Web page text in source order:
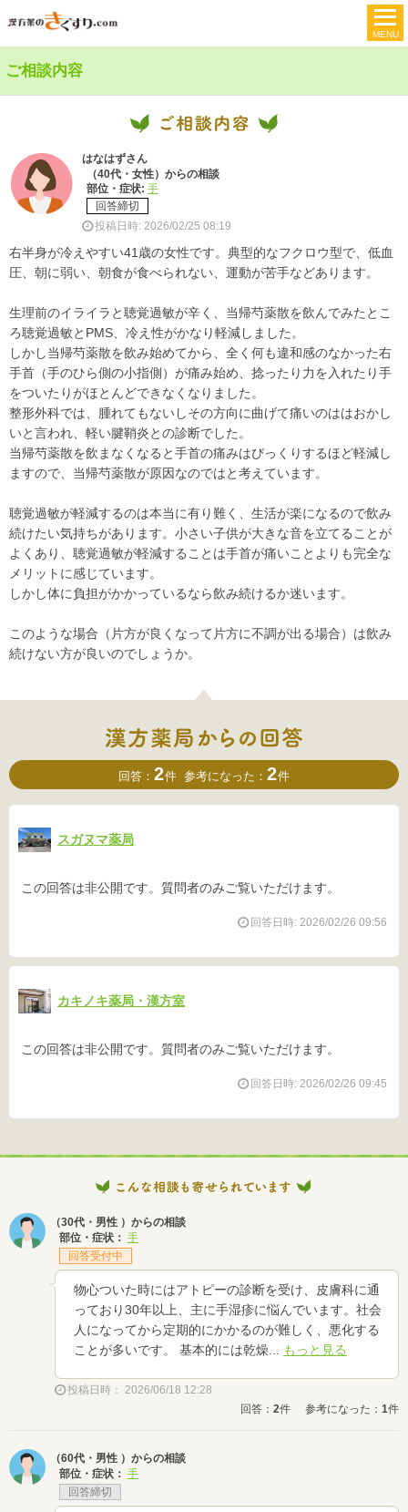
ご相談内容
はなはずさん
（40代・女性）からの相談
部位・症状: 手
回答締切
投稿日時: 2026/02/25 08:19
右半身が冷えやすい41歳の女性です。典型的なフクロウ型で、低血
圧、朝に弱い、朝食が食べられない、運動が苦手などあります。
生理前のイライラと聴覚過敏が辛く、当帰芍薬散を飲んでみたとこ
ろ聴覚過敏とPMS、冷え性がかなり軽減しました。
しかし当帰芍薬散を飲み始めてから、全く何も違和感のなかった右
手首（手のひら側の小指側）が痛み始め、捻ったり力を入れたり手
をついたりがほとんどできなくなりました。
整形外科では、腫れてもないしその方向に曲げて痛いのははおかし
いと言われ、軽い腱鞘炎との診断でした。
当帰芍薬散を飲まなくなると手首の痛みはびっくりするほど軽減し
ますので、当帰芍薬散が原因なのではと考えています。
聴覚過敏が軽減するのは本当に有り難く、生活が楽になるので飲み
続けたい気持ちがあります。小さい子供が大きな音を立てることが
よくあり、聴覚過敏が軽減することは手首が痛いことよりも完全な
メリットに感じています。
しかし体に負担がかかっているなら飲み続けるか迷います。
このような場合（片方が良くなって片方に不調が出る場合）は飲み
続けない方が良いのでしょうか。
回答： 2件 参考になった： 2件
スガヌマ薬局
この回答は非公開です。質問者のみご覧いただけます。
回答日時: 2026/02/26 09:56
カキノキ薬局・漢方室
この回答は非公開です。質問者のみご覧いただけます。
回答日時: 2026/02/26 09:45
（30代・男性 ）からの相談
部位・症状： 手
回答受付中
物心ついた時にはアトピーの診断を受け、皮膚科に通
っており30年以上、主に手湿疹に悩んでいます。社会
人になってから定期的にかかるのが難しく、悪化する
ことが多いです。 基本的には乾燥...
もっと見る
投稿日時： 2026/06/18 12:28
回答： 2件 参考になった： 1件
（60代・男性 ）からの相談
部位・症状： 手
回答締切